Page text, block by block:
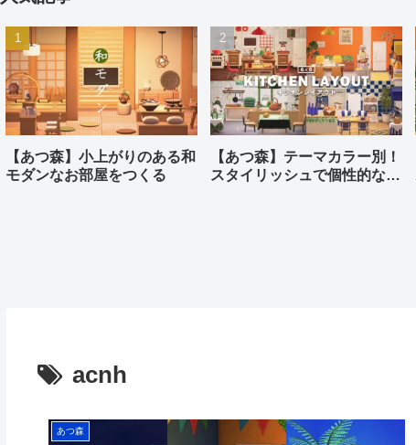
【あつ森】小上がりのある和
モダンなお部屋をつくる
【あつ森】テーマカラー別！
スタイリッシュで個性的なキ
acnh
あつ森